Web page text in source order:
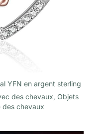
à l'abrasion
entrave ; une
quotidienne
une sécurité accrue
le lieu de travail dans
YFN en argent sterling
des chevaux, Objets
des chevaux